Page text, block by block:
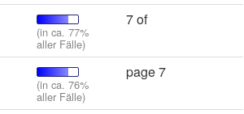
(in ca. 77%
aller Fälle)
7 of
(in ca. 76%
aller Fälle)
page 7